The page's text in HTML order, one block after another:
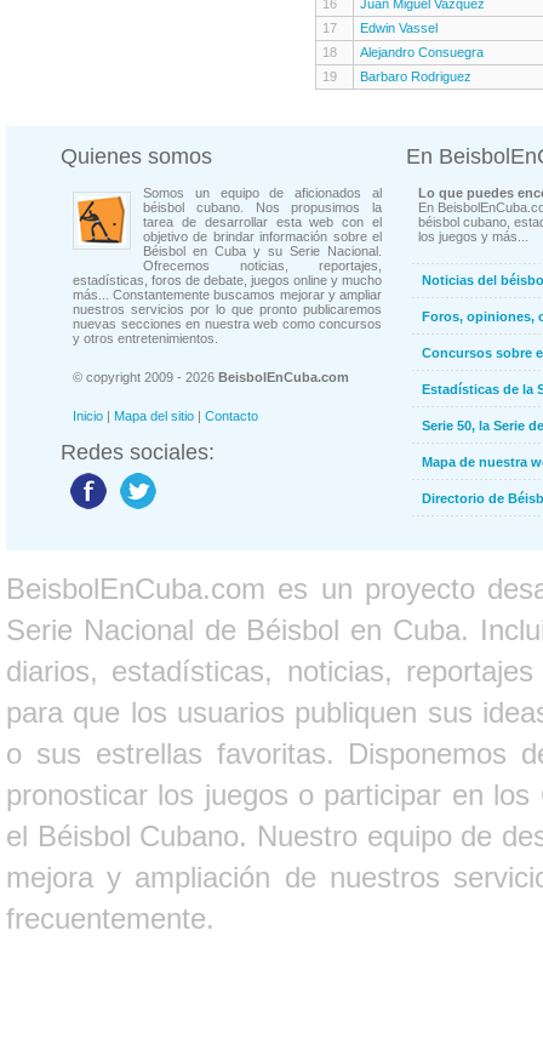
16
Juan Miguel Vazquez
17
Edwin Vassel
18
Alejandro Consuegra
19
Barbaro Rodriguez
Quienes somos
Somos un equipo de aficionados al
béisbol cubano. Nos propusimos la
tarea de desarrollar esta web con el
objetivo de brindar información sobre el
Béisbol en Cuba y su Serie Nacional.
Ofrecemos noticias, reportajes,
estadísticas, foros de debate, juegos online y mucho
más... Constantemente buscamos mejorar y ampliar
nuestros servicios por lo que pronto publicaremos
nuevas secciones en nuestra web como concursos
y otros entretenimientos.
© copyright 2009 - 2026 BeisbolEnCuba.com
Inicio | Mapa del sitio | Contacto
Redes sociales:
En
Lo que puedes
En
béisbol cubano,
los juegos y más...
Noticias del
Foros, opiniones,
Concursos sobre
Estadísticas de la
Serie 50, la Serie
Mapa de nuestra
Directorio de
BeisbolEnCuba.com es un proyecto
Serie Nacional de Béisbol en Cuba.
diarios, estadísticas, noticias,
para que los usuarios publiquen sus
o sus estrellas favoritas. Disponemos
pronosticar los juegos o participar en
el Béisbol Cubano. Nuestro equipo de
mejora y ampliación de nuestros
frecuentemente.